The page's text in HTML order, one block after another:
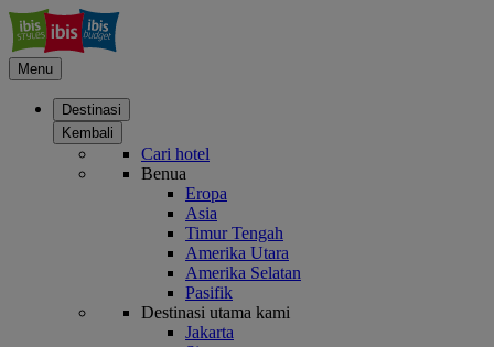
Menu
Destinasi
Kembali
Cari hotel
Benua
Eropa
Asia
Timur Tengah
Amerika Utara
Amerika Selatan
Pasifik
Destinasi utama kami
Jakarta